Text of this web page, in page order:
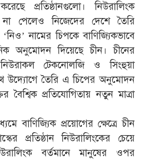
প্রতিষ্ঠানগুলো। নিউরালিংক
না পেলেও নিজেদের দেশে তৈরি
‘নিও’ নামের চিপকে বাণিজ্যিকভাবে
অনুমোদন দিয়েছে চীন। চীনের
নিউরাকল টেকনোলজি ও সিংহুয়া
উদ্যোগে তৈরি এ চিপের অনুমোদন
বৈশ্বিক প্রতিযোগিতায় নতুন মাত্রা
বাণিজ্যিক প্রয়োগের ক্ষেত্রে চীন
প্রতিষ্ঠান নিউরালিংকের চেয়ে
বর্তমানে মানুষের ওপর